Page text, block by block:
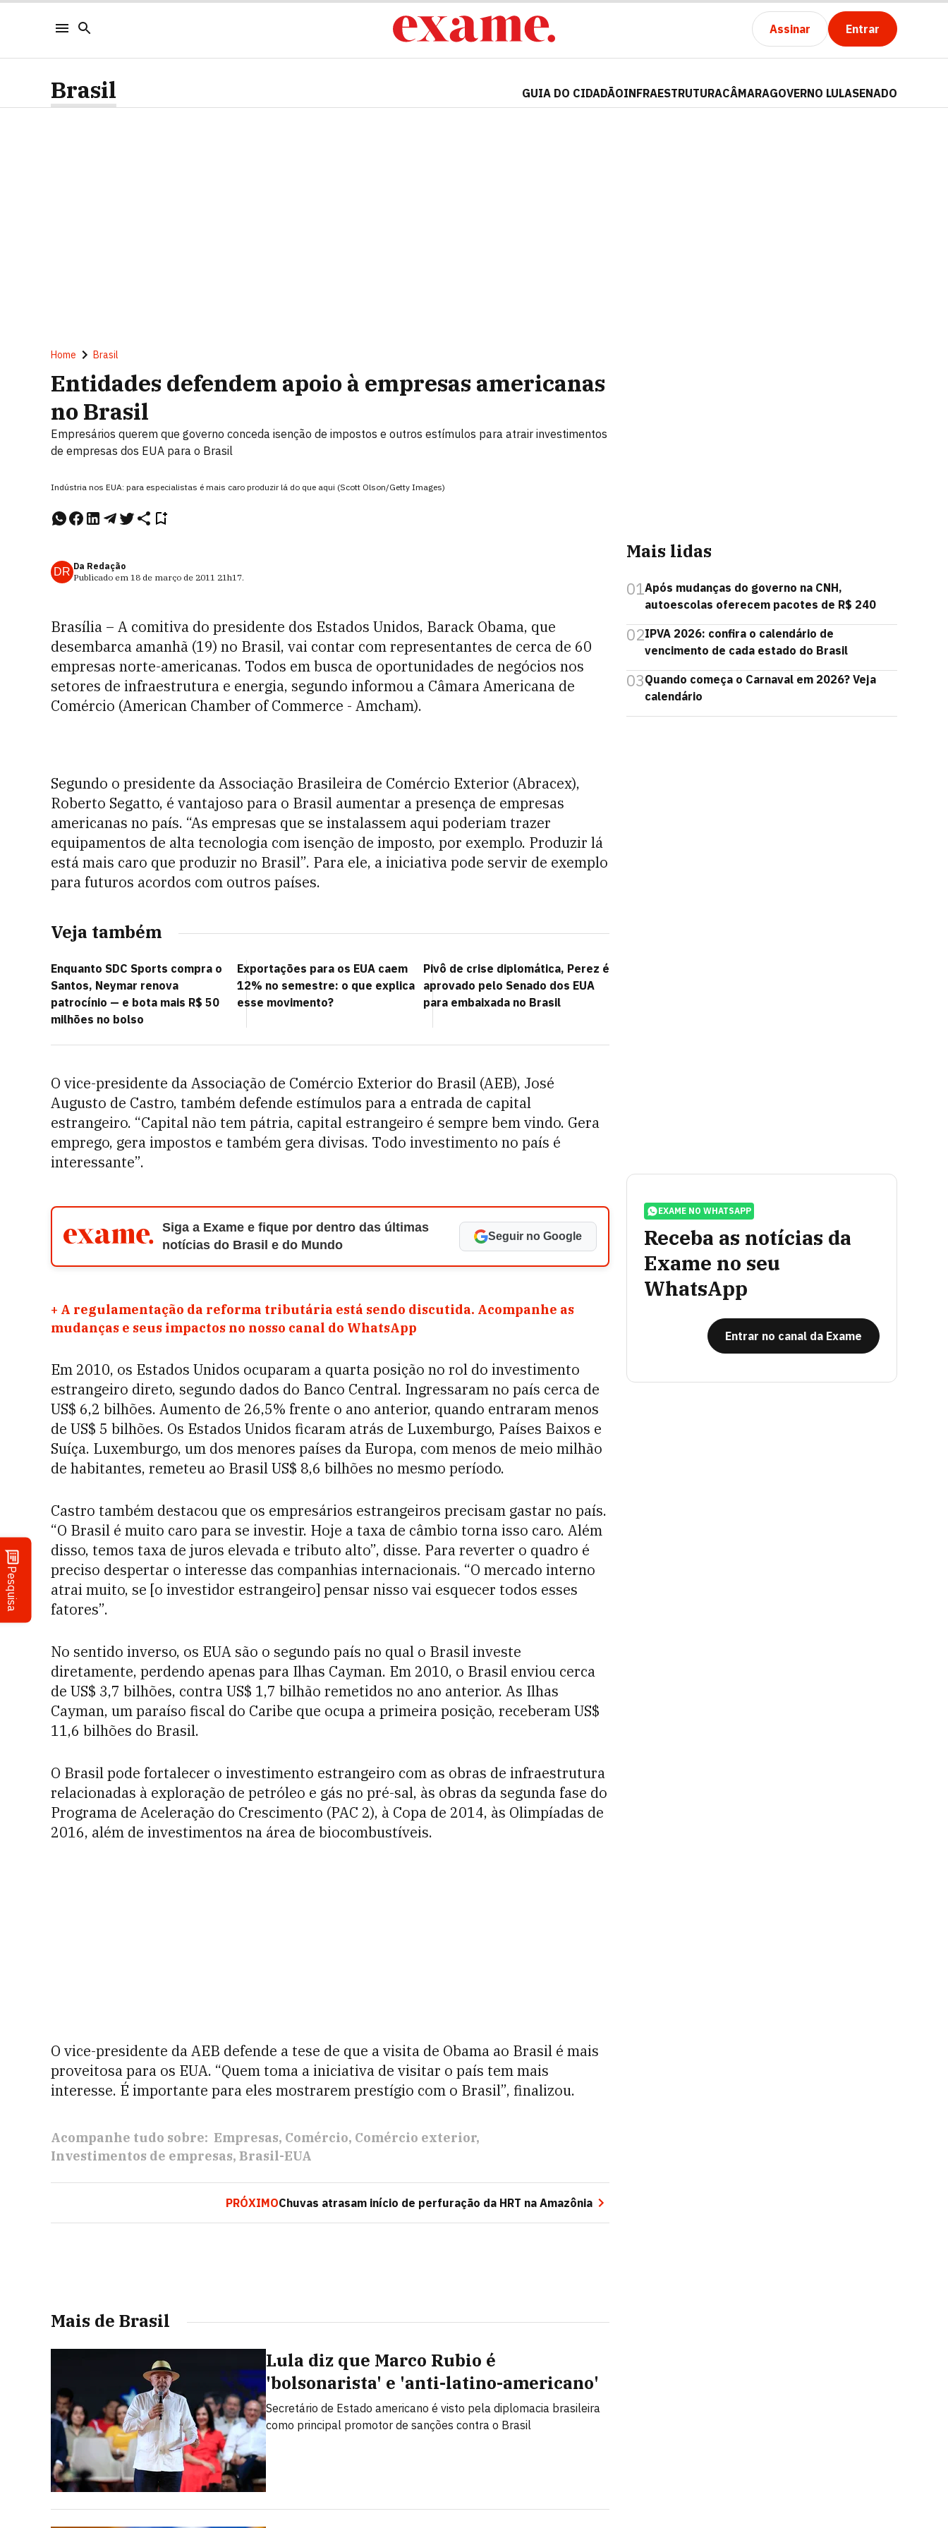
Assinar Entrar
Pesquisa
Brasil GUIA DO CIDADÃOINFRAESTRUTURACÂMARAGOVERNO LULASENADO
Home Brasil
Entidades defendem apoio à empresas americanas
no Brasil
Empresários querem que governo conceda isenção de impostos e outros estímulos para atrair investimentos
de empresas dos EUA para o Brasil
Indústria nos EUA: para especialistas é mais caro produzir lá do que aqui (Scott Olson/Getty Images)
DR Da Redação
Publicado em 18 de março de 2011 21h17.
Brasília – A comitiva do presidente dos Estados Unidos, Barack Obama, que
desembarca amanhã (19) no Brasil, vai contar com representantes de cerca de 60
empresas norte-americanas. Todos em busca de oportunidades de negócios nos
setores de infraestrutura e energia, segundo informou a Câmara Americana de
Comércio (American Chamber of Commerce - Amcham).
Segundo o presidente da Associação Brasileira de Comércio Exterior (Abracex),
Roberto Segatto, é vantajoso para o Brasil aumentar a presença de empresas
americanas no país. “As empresas que se instalassem aqui poderiam trazer
equipamentos de alta tecnologia com isenção de imposto, por exemplo. Produzir lá
está mais caro que produzir no Brasil”. Para ele, a iniciativa pode servir de exemplo
para futuros acordos com outros países.
Veja também
Enquanto SDC Sports compra o
Santos, Neymar renova
patrocínio — e bota mais R$ 50
milhões no bolso
Exportações para os EUA caem
12% no semestre: o que explica
esse movimento?
Pivô de crise diplomática, Perez é
aprovado pelo Senado dos EUA
para embaixada no Brasil
O vice-presidente da Associação de Comércio Exterior do Brasil (AEB), José
Augusto de Castro, também defende estímulos para a entrada de capital
estrangeiro. “Capital não tem pátria, capital estrangeiro é sempre bem vindo. Gera
emprego, gera impostos e também gera divisas. Todo investimento no país é
interessante”.
Siga a Exame e fique por dentro das últimas
notícias do Brasil e do Mundo
Seguir no Google
+ A regulamentação da reforma tributária está sendo discutida. Acompanhe as
mudanças e seus impactos no nosso canal do WhatsApp
Em 2010, os Estados Unidos ocuparam a quarta posição no rol do investimento
estrangeiro direto, segundo dados do Banco Central. Ingressaram no país cerca de
US$ 6,2 bilhões. Aumento de 26,5% frente o ano anterior, quando entraram menos
de US$ 5 bilhões. Os Estados Unidos ficaram atrás de Luxemburgo, Países Baixos e
Suíça. Luxemburgo, um dos menores países da Europa, com menos de meio milhão
de habitantes, remeteu ao Brasil US$ 8,6 bilhões no mesmo período.
Castro também destacou que os empresários estrangeiros precisam gastar no país.
“O Brasil é muito caro para se investir. Hoje a taxa de câmbio torna isso caro. Além
disso, temos taxa de juros elevada e tributo alto”, disse. Para reverter o quadro é
preciso despertar o interesse das companhias internacionais. “O mercado interno
atrai muito, se [o investidor estrangeiro] pensar nisso vai esquecer todos esses
fatores”.
No sentido inverso, os EUA são o segundo país no qual o Brasil investe
diretamente, perdendo apenas para Ilhas Cayman. Em 2010, o Brasil enviou cerca
de US$ 3,7 bilhões, contra US$ 1,7 bilhão remetidos no ano anterior. As Ilhas
Cayman, um paraíso fiscal do Caribe que ocupa a primeira posição, receberam US$
11,6 bilhões do Brasil.
O Brasil pode fortalecer o investimento estrangeiro com as obras de infraestrutura
relacionadas à exploração de petróleo e gás no pré-sal, às obras da segunda fase do
Programa de Aceleração do Crescimento (PAC 2), à Copa de 2014, às Olimpíadas de
2016, além de investimentos na área de biocombustíveis.
O vice-presidente da AEB defende a tese de que a visita de Obama ao Brasil é mais
proveitosa para os EUA. “Quem toma a iniciativa de visitar o país tem mais
interesse. É importante para eles mostrarem prestígio com o Brasil”, finalizou.
Acompanhe tudo sobre: Empresas Comércio Comércio exterior
Investimentos de empresas Brasil-EUA
PRÓXIMOChuvas atrasam início de perfuração da HRT na Amazônia
Mais de Brasil
Lula diz que Marco Rubio é
'bolsonarista' e 'anti-latino-americano'
Secretário de Estado americano é visto pela diplomacia brasileira
como principal promotor de sanções contra o Brasil
Mais lidas
01Após mudanças do governo na CNH,
autoescolas oferecem pacotes de R$ 240
02IPVA 2026: confira o calendário de
vencimento de cada estado do Brasil
03Quando começa o Carnaval em 2026? Veja
calendário
EXAME NO WHATSAPP
Receba as notícias da
Exame no seu
WhatsApp
Entrar no canal da Exame